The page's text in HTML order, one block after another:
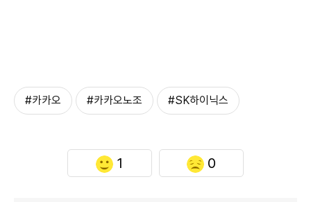
#카카오 #카카오노조 #SK하이닉스
1 0